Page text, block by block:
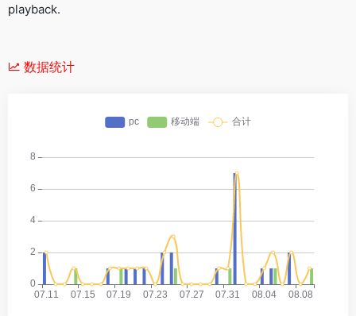
playback.
数据统计